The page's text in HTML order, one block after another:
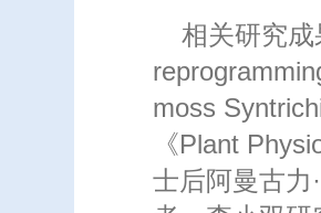
相关研究成
moss
《Plant
士后阿曼古力